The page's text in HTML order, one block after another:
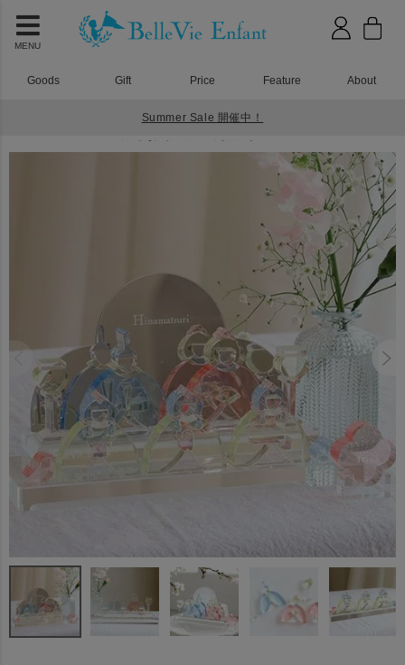
MENU
Goods Gift Price Feature About
Summer Sale 開催中！
アクリル積み木 Lumiere Hinamatsuri